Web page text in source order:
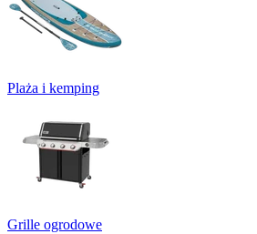
Plaża i kemping
Grille ogrodowe